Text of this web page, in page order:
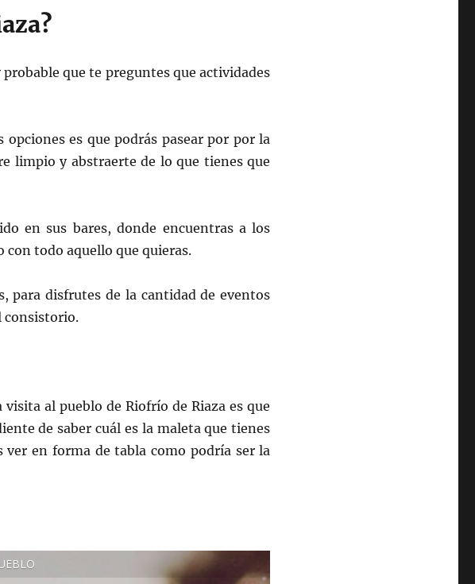
que te preguntes que actividades
es que podrás pasear por por la
limpio y abstraerte de lo que tienes que
en sus bares, donde encuentras a los
con todo aquello que quieras.
para disfrutes de la cantidad de eventos
consistorio.
al pueblo de Riofrío de Riaza es que
de saber cuál es la maleta que tienes
ver en forma de tabla como podría ser la